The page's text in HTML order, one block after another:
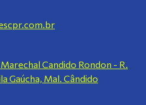
Candido Rondon - R.
Gaúcha, Mal. Cândido